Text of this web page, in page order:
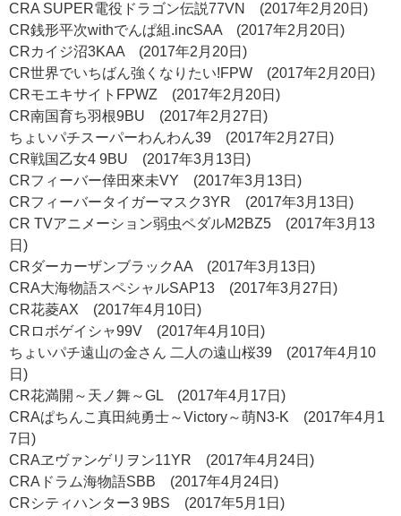
CRA SUPER電役ドラゴン伝説77VN (2017年2月20日)
CR銭形平次withでんぱ組.incSAA (2017年2月20日)
CRカイジ沼3KAA (2017年2月20日)
CR世界でいちばん強くなりたい!FPW (2017年2月20日)
CRモエキサイトFPWZ (2017年2月20日)
CR南国育ち羽根9BU (2017年2月27日)
ちょいパチスーパーわんわん39 (2017年2月27日)
CR戦国乙女4 9BU (2017年3月13日)
CRフィーバー倖田來未VY (2017年3月13日)
CRフィーバータイガーマスク3YR (2017年3月13日)
CR TVアニメーション弱虫ペダルM2BZ5 (2017年3月13
日)
CRダーカーザンブラックAA (2017年3月13日)
CRA大海物語スペシャルSAP13 (2017年3月27日)
CR花菱AX (2017年4月10日)
CRロボゲイシャ99V (2017年4月10日)
ちょいパチ遠山の金さん 二人の遠山桜39 (2017年4月10
日)
CR花満開～天ノ舞～GL (2017年4月17日)
CRAぱちんこ真田純勇士～Victory～萌N3-K (2017年4月1
7日)
CRAヱヴァンゲリヲン11YR (2017年4月24日)
CRAドラム海物語SBB (2017年4月24日)
CRシティハンター3 9BS (2017年5月1日)